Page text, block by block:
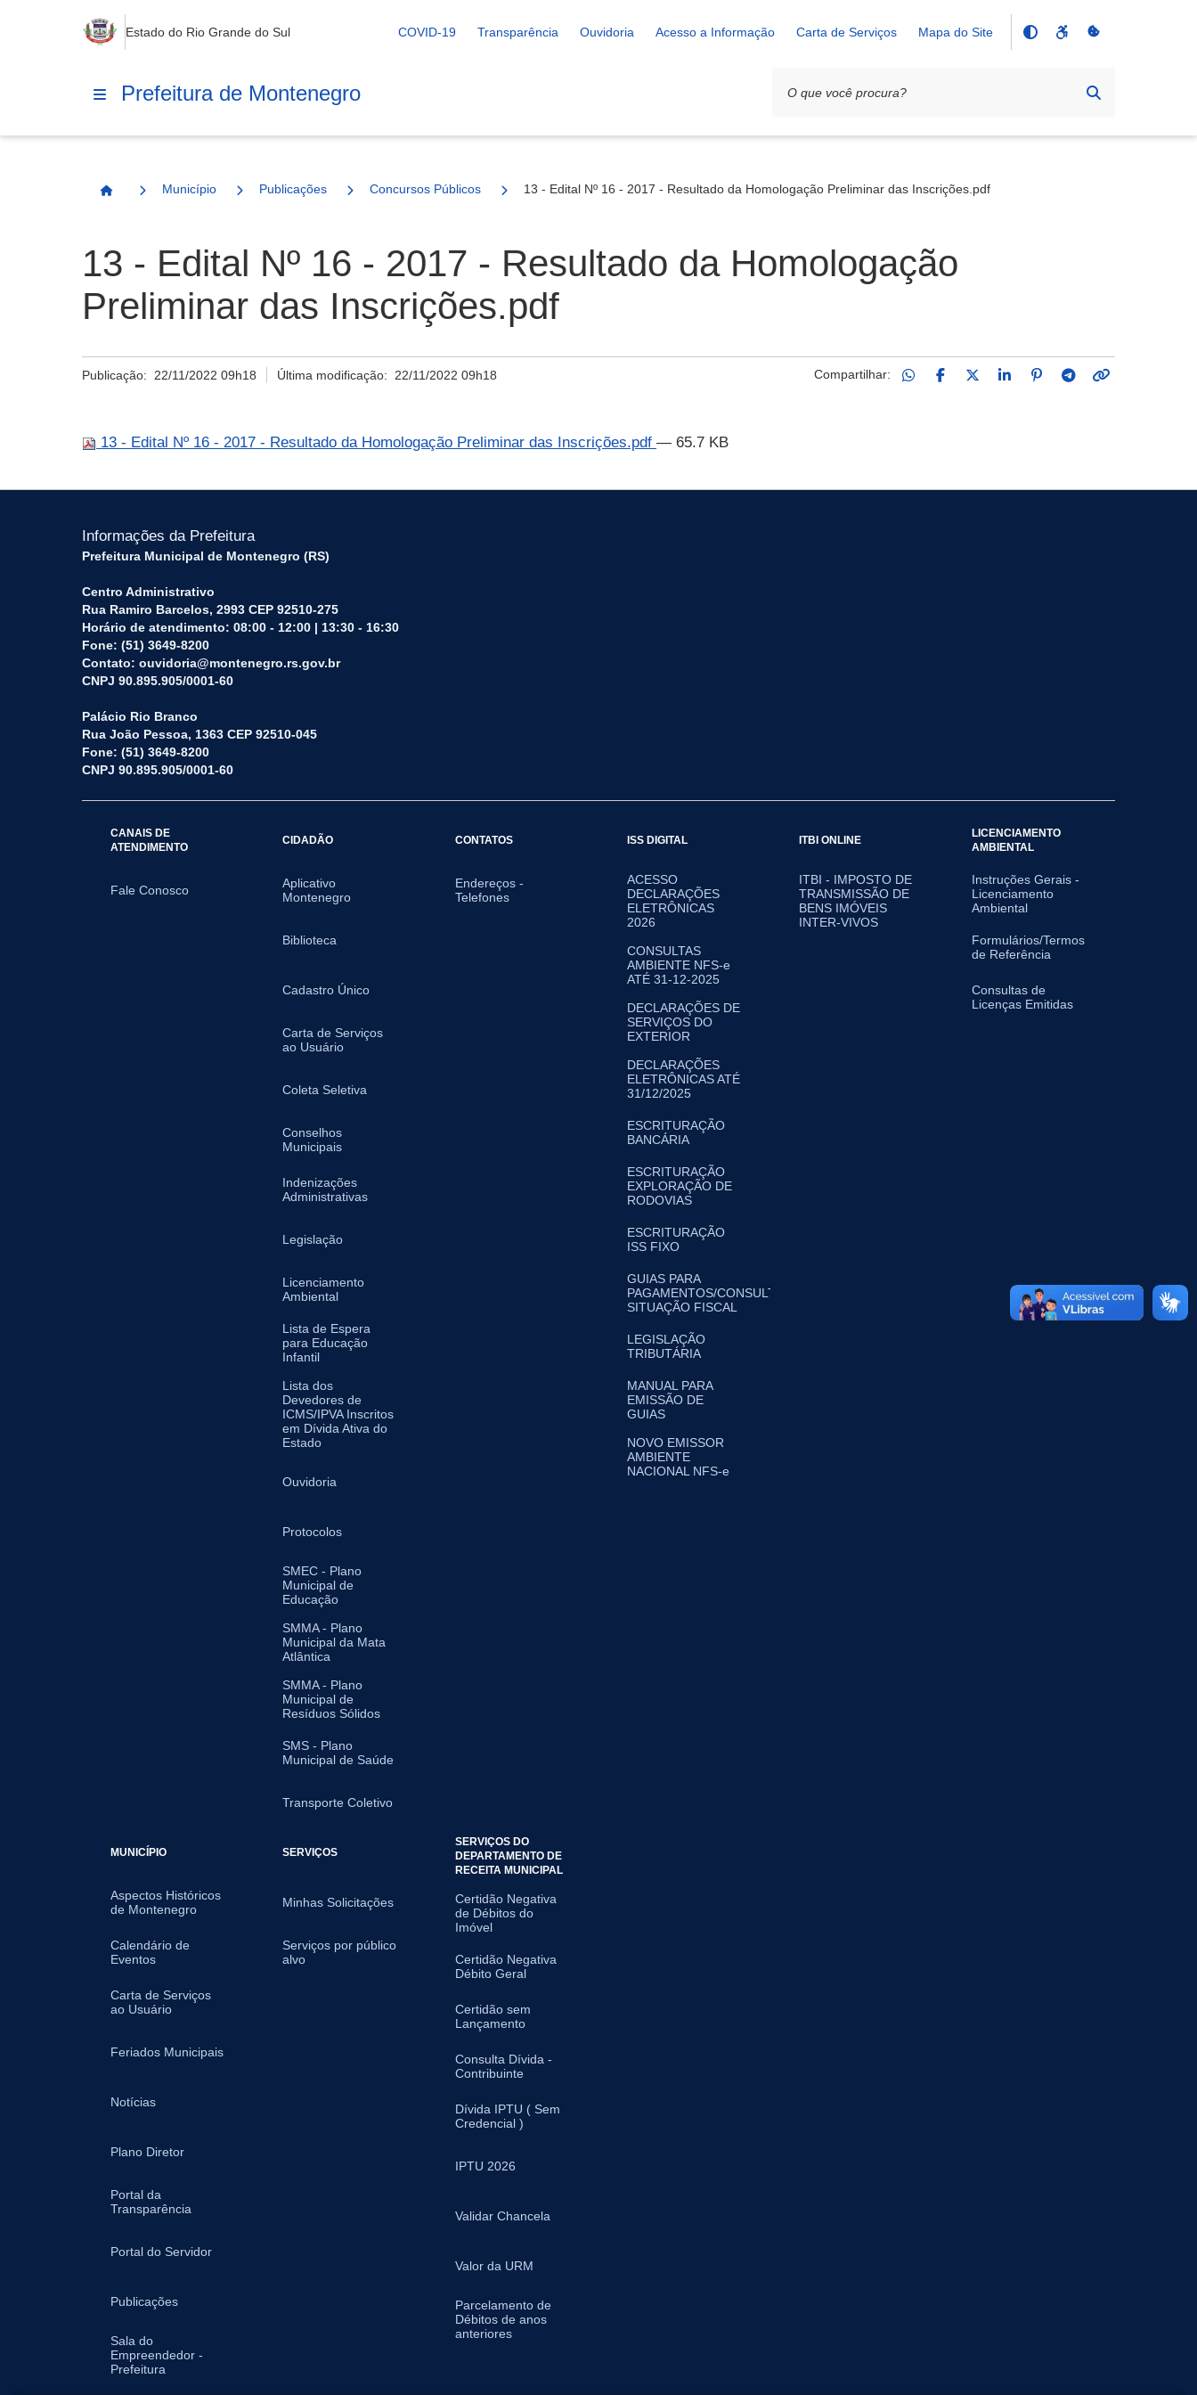
Estado do Rio Grande do Sul COVID-19 Transparência Ouvidoria Acesso a Informação Carta de Serviços Mapa do Site
Prefeitura de Montenegro
Página Inicial
Município Publicações Concursos Públicos 13 - Edital Nº 16 - 2017 - Resultado da Homologação Preliminar das Inscrições.pdf
13 - Edital Nº 16 - 2017 - Resultado da Homologação
Preliminar das Inscrições.pdf
Publicação: 22/11/2022 09h18 Última modificação: 22/11/2022 09h18 Compartilhar:
13 - Edital Nº 16 - 2017 - Resultado da Homologação Preliminar das Inscrições.pdf — 65.7 KB
Informações da Prefeitura
Prefeitura Municipal de Montenegro (RS)
Centro Administrativo
Rua Ramiro Barcelos, 2993 CEP 92510-275
Horário de atendimento: 08:00 - 12:00 | 13:30 - 16:30
Fone: (51) 3649-8200
Contato: ouvidoria@montenegro.rs.gov.br
CNPJ 90.895.905/0001-60
Palácio Rio Branco
Rua João Pessoa, 1363 CEP 92510-045
Fone: (51) 3649-8200
CNPJ 90.895.905/0001-60
CANAIS DE
ATENDIMENTO
Fale Conosco
CIDADÃO
Aplicativo
Montenegro
Biblioteca
Cadastro Único
Carta de Serviços
ao Usuário
Coleta Seletiva
Conselhos
Municipais
Indenizações
Administrativas
Legislação
Licenciamento
Ambiental
Lista de Espera
para Educação
Infantil
Lista dos
Devedores de
ICMS/IPVA Inscritos
em Dívida Ativa do
Estado
Ouvidoria
Protocolos
SMEC - Plano
Municipal de
Educação
SMMA - Plano
Municipal da Mata
Atlântica
SMMA - Plano
Municipal de
Resíduos Sólidos
SMS - Plano
Municipal de Saúde
Transporte Coletivo
CONTATOS
Endereços -
Telefones
ISS DIGITAL
ACESSO
DECLARAÇÕES
ELETRÔNICAS
2026
CONSULTAS
AMBIENTE NFS-e
ATÉ 31-12-2025
DECLARAÇÕES DE
SERVIÇOS DO
EXTERIOR
DECLARAÇÕES
ELETRÔNICAS ATÉ
31/12/2025
ESCRITURAÇÃO
BANCÁRIA
ESCRITURAÇÃO
EXPLORAÇÃO DE
RODOVIAS
ESCRITURAÇÃO
ISS FIXO
GUIAS PARA
PAGAMENTOS/CONSULTA
SITUAÇÃO FISCAL
LEGISLAÇÃO
TRIBUTÁRIA
MANUAL PARA
EMISSÃO DE
GUIAS
NOVO EMISSOR
AMBIENTE
NACIONAL NFS-e
ITBI ONLINE
ITBI - IMPOSTO DE
TRANSMISSÃO DE
BENS IMÓVEIS
INTER-VIVOS
LICENCIAMENTO
AMBIENTAL
Instruções Gerais -
Licenciamento
Ambiental
Formulários/Termos
de Referência
Consultas de
Licenças Emitidas
MUNICÍPIO
Aspectos Históricos
de Montenegro
Calendário de
Eventos
Carta de Serviços
ao Usuário
Feriados Municipais
Notícias
Plano Diretor
Portal da
Transparência
Portal do Servidor
Publicações
Sala do
Empreendedor -
Prefeitura
SERVIÇOS
Minhas Solicitações
Serviços por público
alvo
SERVIÇOS DO
DEPARTAMENTO DE
RECEITA MUNICIPAL
Certidão Negativa
de Débitos do
Imóvel
Certidão Negativa
Débito Geral
Certidão sem
Lançamento
Consulta Dívida -
Contribuinte
Dívida IPTU ( Sem
Credencial )
IPTU 2026
Validar Chancela
Valor da URM
Parcelamento de
Débitos de anos
anteriores